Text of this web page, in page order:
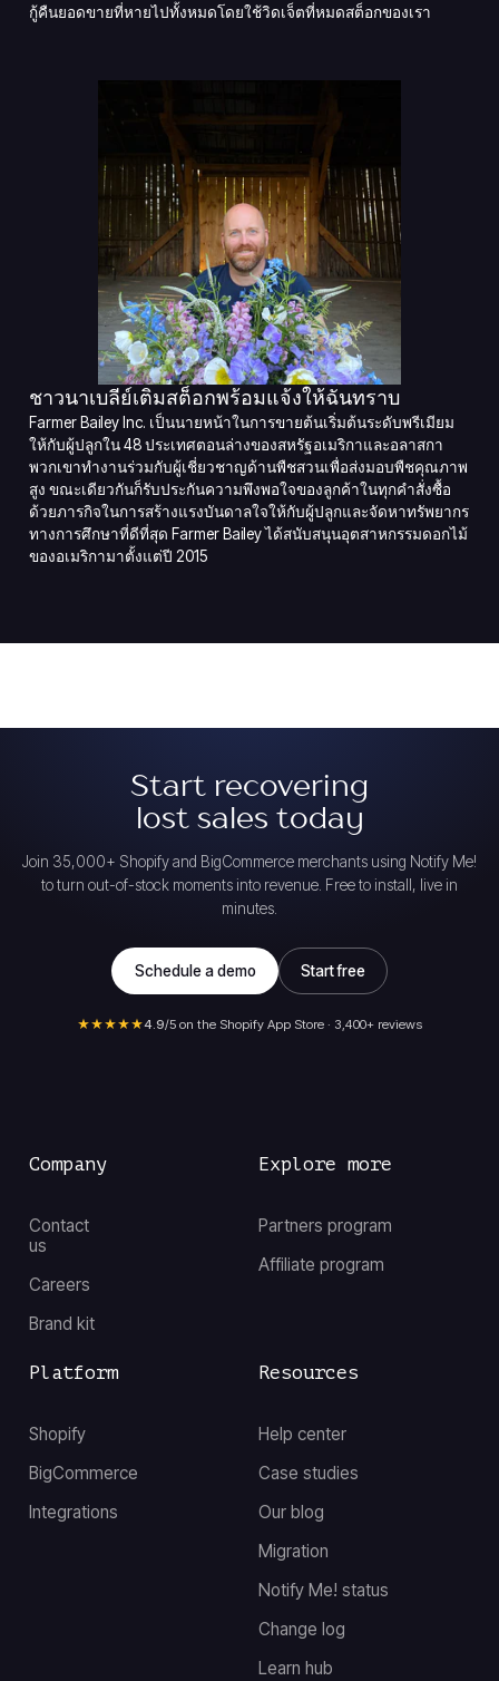
กู้คืนยอดขายที่หายไปทั้งหมดโดยใช้วิดเจ็ตที่หมดสต็อกของเรา
ชาวนาเบลีย์เติมสต็อกพร้อมแจ้งให้ฉันทราบ
Farmer Bailey Inc. เป็นนายหน้าในการขายต้นเริ่มต้นระดับพรีเมียม
ให้กับผู้ปลูกใน 48 ประเทศตอนล่างของสหรัฐอเมริกาและอลาสกา
พวกเขาทำงานร่วมกับผู้เชี่ยวชาญด้านพืชสวนเพื่อส่งมอบพืชคุณภาพ
สูง ขณะเดียวกันก็รับประกันความพึงพอใจของลูกค้าในทุกคำสั่งซื้อ
ด้วยภารกิจในการสร้างแรงบันดาลใจให้กับผู้ปลูกและจัดหาทรัพยากร
ทางการศึกษาที่ดีที่สุด Farmer Bailey ได้สนับสนุนอุตสาหกรรมดอกไม้
ของอเมริกามาตั้งแต่ปี 2015
Start recovering
lost sales today
Join 35,000+ Shopify and BigCommerce merchants using Notify Me!
to turn out-of-stock moments into revenue. Free to install, live in
minutes.
Schedule a demo Start free
★★★★★4.9/5 on the Shopify App Store · 3,400+ reviews
Company
Contact
us
Careers
Brand kit
Resources
Help center
Case studies
Our blog
Migration
Notify Me! status
Change log
Learn hub
Explore more
Partners program
Affiliate program
Platform
Shopify
BigCommerce
Integrations